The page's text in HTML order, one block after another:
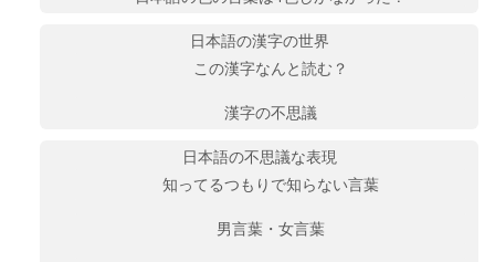
日本語の漢字の世界
この漢字なんと読む？
漢字の不思議
日本語の不思議な表現
知ってるつもりで知らない言葉
男言葉・女言葉